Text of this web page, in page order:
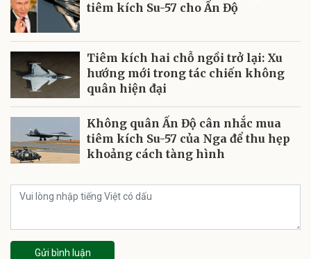
tiêm kích Su-57 cho Ấn Độ
Tiêm kích hai chỗ ngồi trở lại: Xu
hướng mới trong tác chiến không
quân hiện đại
Không quân Ấn Độ cân nhắc mua
tiêm kích Su-57 của Nga để thu hẹp
khoảng cách tàng hình
Gửi bình luận